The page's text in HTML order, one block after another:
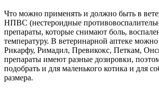
Что можно применять и должно быть в
НПВС (нестероидные
препараты, которые снимают боль,
температуру. В ветеринарной аптеке
Рикарфу, Римадил, Превикокс, Петкам,
препараты имеют разные дозировки,
подобрать и для маленького котика и для
размера.